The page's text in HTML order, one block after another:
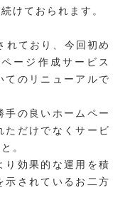
けておられます。
れており、今回初め
ージ作成サービス
てのリニューアルで
手の良いホームペー
ただけでなくサービ
。
り効果的な運用を積
示されているお二方